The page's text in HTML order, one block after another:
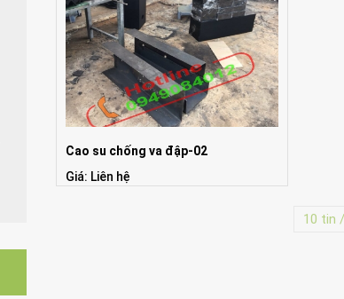
Cao su chống va đập-02
Giá: Liên hệ
10 tin